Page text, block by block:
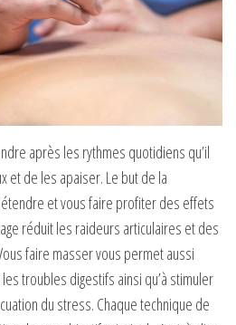
après les rythmes quotidiens qu’il
et de les apaiser. Le but de la
et vous faire profiter des effets
réduit les raideurs articulaires et des
faire masser vous permet aussi
troubles digestifs ainsi qu’à stimuler
du stress. Chaque technique de